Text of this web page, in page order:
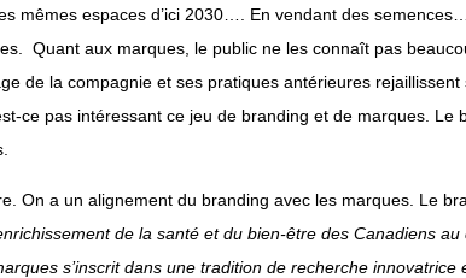
mêmes espaces d’ici 2030…. En vendant des
Quant aux marques, le public ne les connaît pas
de la compagnie et ses pratiques antérieures
ce pas intéressant ce jeu de branding et de marques. Le
On a un alignement du branding avec les marques. Le
de la santé et du bien-­être des Canadiens au
s’inscrit dans une tradition de recherche innovatrice